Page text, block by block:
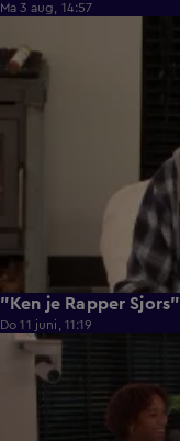
Ma 3 aug, 14:57
"Ken je Rapper Sjors"
Do 11 juni, 11:19
0:39